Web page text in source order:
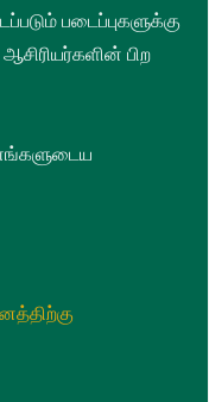
படைப்புகளுக்கு
பிற